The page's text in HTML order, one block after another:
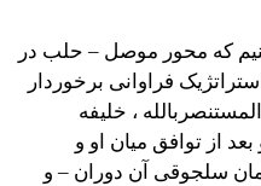
که محور موصل – حلب در
فراوانی برخوردار
، خلیفه
از توافق میان او و
سلجوقی آن دوران – و